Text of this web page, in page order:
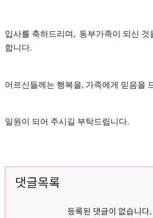
입사를 축하드리며 , 동부가족이 되신 것
합니다.
어르신들께는 행복을, 가족에게 믿음을
일원이 되어 주시길 부탁드립니다.
댓글목록
등록된 댓글이 없습니다.